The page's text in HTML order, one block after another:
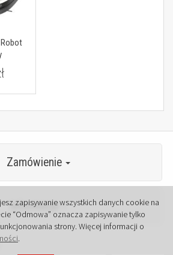
Zamówienie
Informacje
zapisywanie wszystkich danych cookie na
“Odmowa” oznacza zapisywanie tylko
strony. Więcej informacji o
.